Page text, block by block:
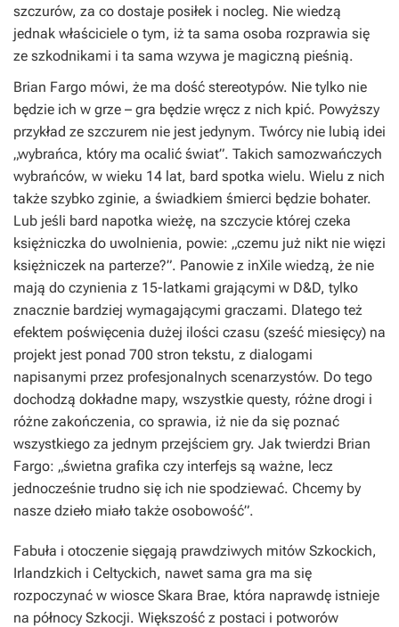
szczurów, za co dostaje posiłek i nocleg. Nie wiedzą
jednak właściciele o tym, iż ta sama osoba rozprawia się
ze szkodnikami i ta sama wzywa je magiczną pieśnią.
Brian Fargo mówi, że ma dość stereotypów. Nie tylko nie
będzie ich w grze – gra będzie wręcz z nich kpić. Powyższy
przykład ze szczurem nie jest jedynym. Twórcy nie lubią idei
„wybrańca, który ma ocalić świat”. Takich samozwańczych
wybrańców, w wieku 14 lat, bard spotka wielu. Wielu z nich
także szybko zginie, a świadkiem śmierci będzie bohater.
Lub jeśli bard napotka wieżę, na szczycie której czeka
księżniczka do uwolnienia, powie: „czemu już nikt nie więzi
księżniczek na parterze?”. Panowie z inXile wiedzą, że nie
mają do czynienia z 15-latkami grającymi w D&D, tylko
znacznie bardziej wymagającymi graczami. Dlatego też
efektem poświęcenia dużej ilości czasu (sześć miesięcy) na
projekt jest ponad 700 stron tekstu, z dialogami
napisanymi przez profesjonalnych scenarzystów. Do tego
dochodzą dokładne mapy, wszystkie questy, różne drogi i
różne zakończenia, co sprawia, iż nie da się poznać
wszystkiego za jednym przejściem gry. Jak twierdzi Brian
Fargo: „świetna grafika czy interfejs są ważne, lecz
jednocześnie trudno się ich nie spodziewać. Chcemy by
nasze dzieło miało także osobowość”.
Fabuła i otoczenie sięgają prawdziwych mitów Szkockich,
Irlandzkich i Celtyckich, nawet sama gra ma się
rozpoczynać w wiosce Skara Brae, która naprawdę istnieje
na północy Szkocji. Większość z postaci i potworów